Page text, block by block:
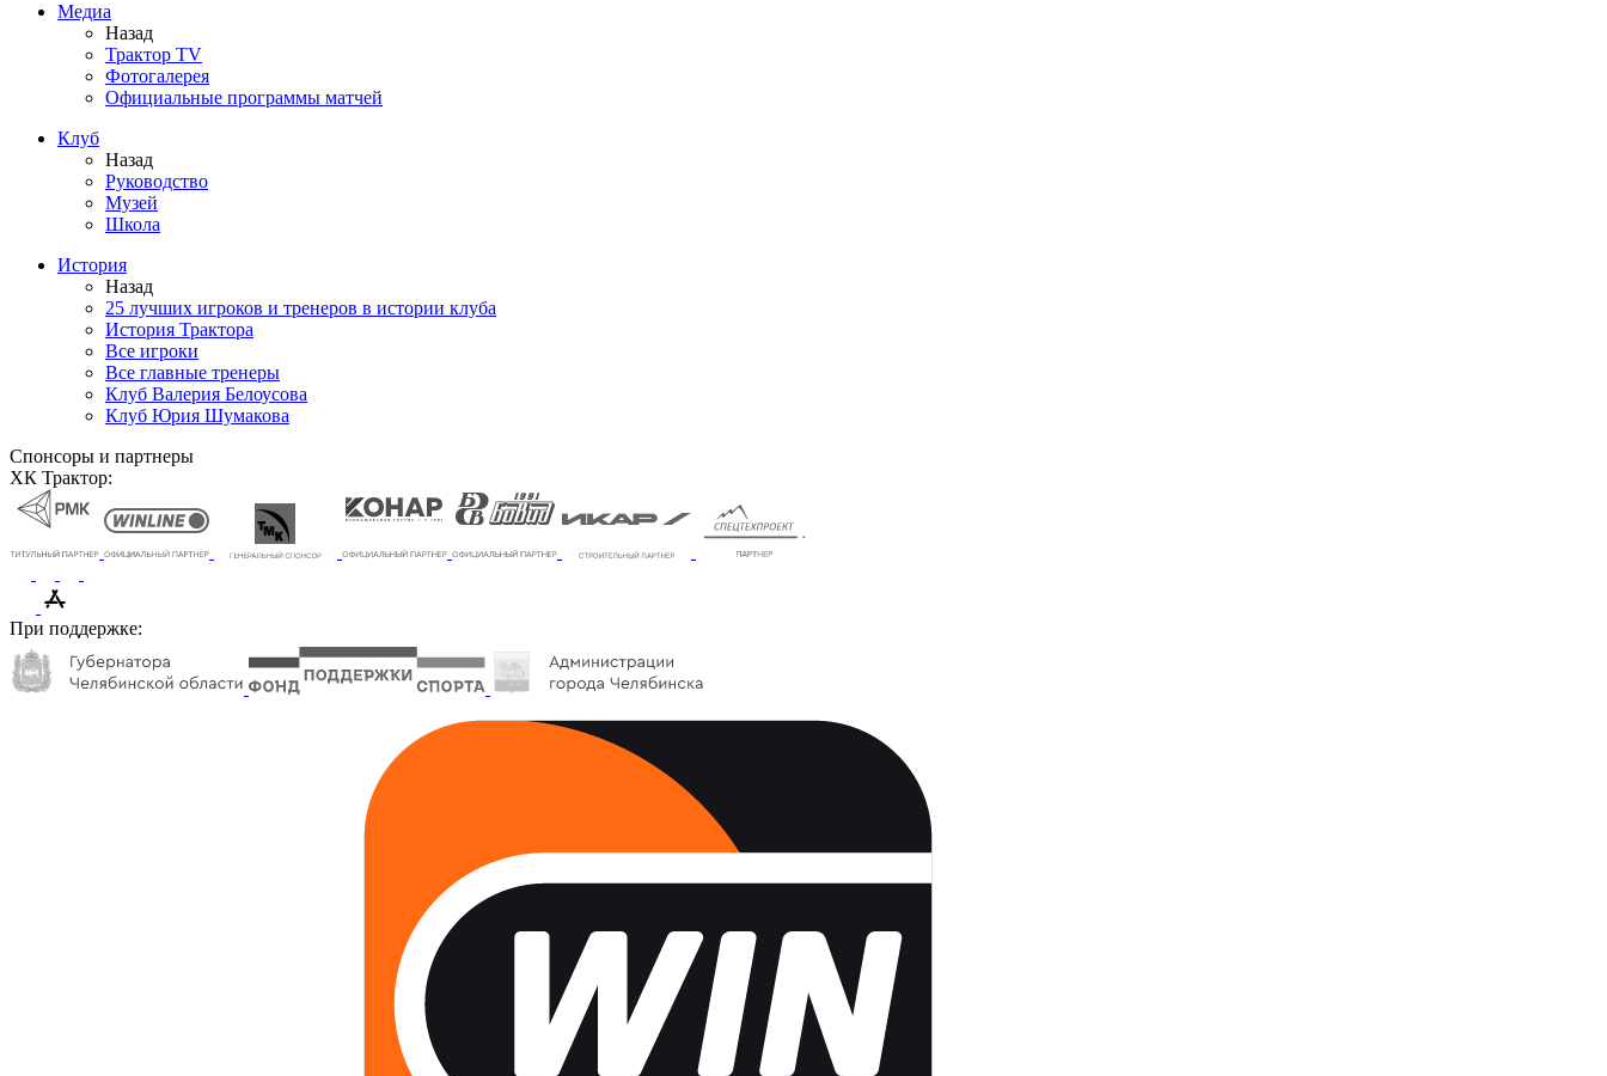
Медиа
Назад
Трактор TV
Фотогалерея
Официальные программы матчей
Клуб
Назад
Руководство
Музей
Школа
История
Назад
25 лучших игроков и тренеров в истории клуба
История Трактора
Все игроки
Все главные тренеры
Клуб Валерия Белоусова
Клуб Юрия Шумакова
Спонсоры и партнеры
ХК Трактор:
При поддержке: